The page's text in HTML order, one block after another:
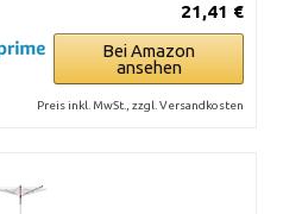
21,41 €
Bei Amazon
ansehen
Preis inkl. MwSt., zzgl. Versandkosten